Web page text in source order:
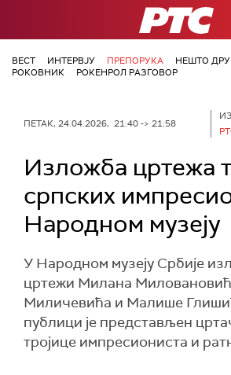
РТС
ВЕСТ ИНТЕРВЈУ ПРЕПОРУКА НЕШТО
РОКОВНИК
РОКЕНРОЛ РАЗГОВОР
ПЕТАК, 24.04.2026, 21:40 -> 21:58
Изложба цртежа
српских
Народном музеју
У Народном музеју Србије
цртежи Милана
Миличевића и Малише
публици је представљен
тројице импресиониста и